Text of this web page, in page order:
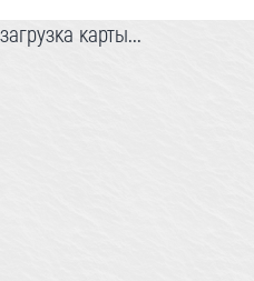
загрузка карты...